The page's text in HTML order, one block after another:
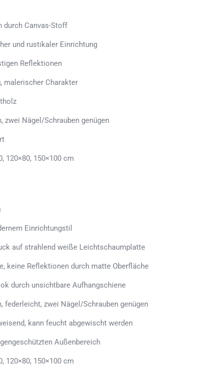
durch Canvas-Stoff
und rustikaler Einrichtung
Reflektionen
malerischer Charakter
zwei Nägel/Schrauben genügen
120×80, 150×100 cm
Einrichtungstil
auf strahlend weiße Leichtschaumplatte
keine Reflektionen durch matte Oberfläche
durch unsichtbare Aufhangschiene
federleicht, zwei Nägel/Schrauben genügen
kann feucht abgewischt werden
Außenbereich
120×80, 150×100 cm